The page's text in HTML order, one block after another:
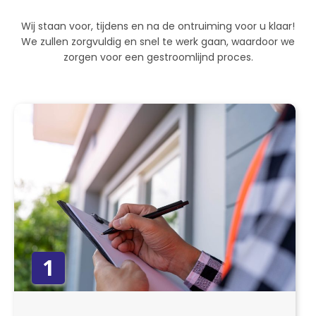
Wij staan voor, tijdens en na de ontruiming voor u klaar!
We zullen zorgvuldig en snel te werk gaan, waardoor we
zorgen voor een gestroomlijnd proces.
1